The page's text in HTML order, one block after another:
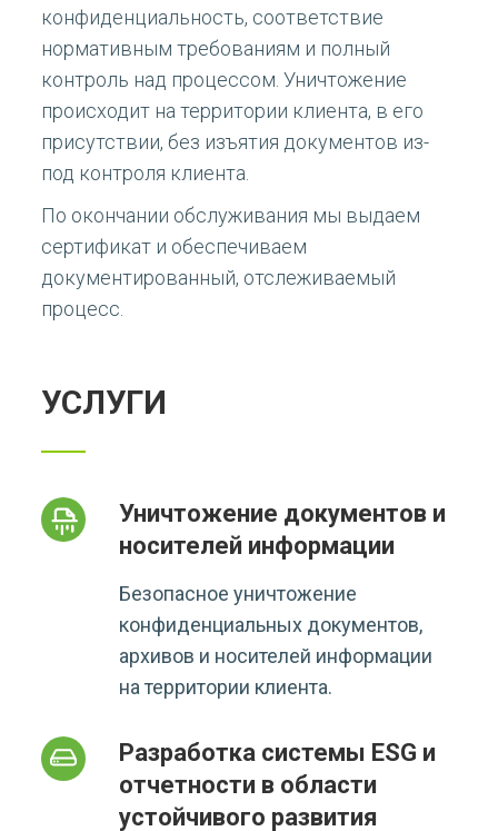
конфиденциальность, соответствие
нормативным требованиям и полный
контроль над процессом. Уничтожение
происходит на территории клиента, в его
присутствии, без изъятия документов из-
под контроля клиента.
По окончании обслуживания мы выдаем
сертификат и обеспечиваем
документированный, отслеживаемый
процесс.
УСЛУГИ
Уничтожение документов и
носителей информации
Безопасное уничтожение
конфиденциальных документов,
архивов и носителей информации
на территории клиента.
Разработка системы ESG и
отчетности в области
устойчивого развития